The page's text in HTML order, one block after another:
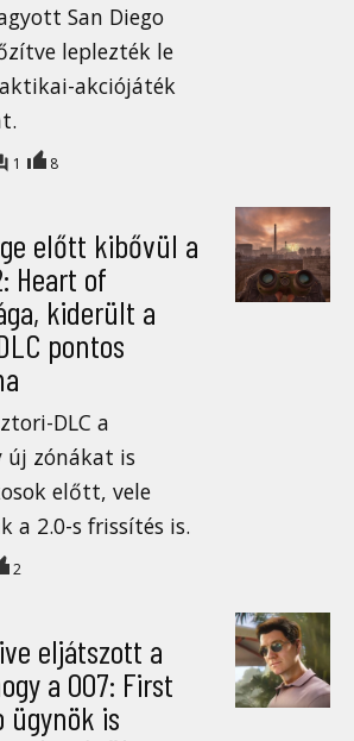
San Diego
leplezték le
akciójáték
1 8
előtt kibővül a
Heart of
kiderült a
pontos
DLC a
új zónákat is
előtt, vele
a 2.0-s frissítés is.
2
eljátszott a
a 007: First
ügynök is